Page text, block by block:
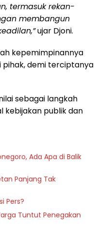
termasuk rekan-
membangun
ujar Djoni.
kepemimpinannya
pihak, demi terciptanya
sebagai langkah
publik dan
Ada Apa di Balik
Panjang Tak
Pers?
Tuntut Penegakan